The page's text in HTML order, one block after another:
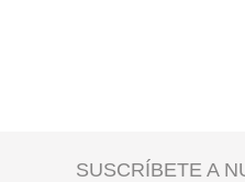
SUSCRÍBETE A